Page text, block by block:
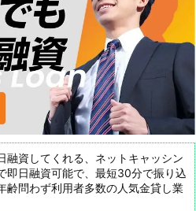
融資してくれる、ネットキャッシン
即日融資可能で、最短30分で振り込
齢問わず利用者多数の人気金貸し業